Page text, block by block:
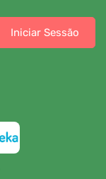
Iniciar Sessão